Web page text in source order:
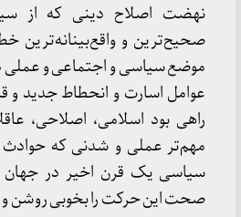
نهضت اصلاح دینی که از
صحیح‌ترین و واقع‌بینانه‌ترین
موضع سیاسی و اجتماعی و عملی
عوامل اسارت و انحطاط جدید و
راهی بود اسلامی، اصلاحی،
مهم‌تر عملی و شدنی که حوادث
سیاسی یک قرن اخیر در جهان
صحت این حرکت را بخوبی روشن و